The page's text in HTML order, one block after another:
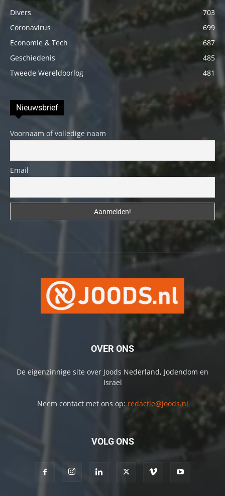
Divers
703
Coronavirus
699
Economie & Tech
687
Geschiedenis
485
Tweede Wereldoorlog
481
Nieuwsbrief
Voornaam of volledige naam
Email
OVER ONS
De eigenzinnige site over Joods Nederland, Jodendom en
Israel
Neem contact met ons op: redactie@joods.nl
VOLG ONS